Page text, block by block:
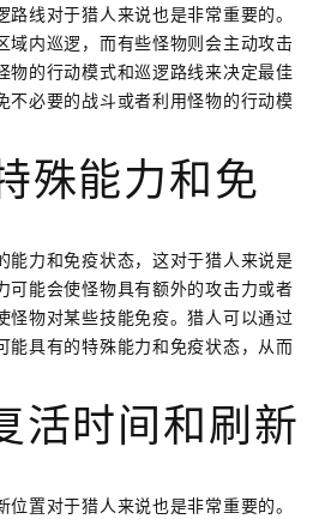
线对于猎人来说也是非常重要的。
域内巡逻，而有些怪物则会主动攻击
物的行动模式和巡逻路线来决定最佳
不必要的战斗或者利用怪物的行动模
殊能力和免
能力和免疫状态，这对于猎人来说是
可能会使怪物具有额外的攻击力或者
怪物对某些技能免疫。猎人可以通过
能具有的特殊能力和免疫状态，从而
活时间和刷新
置对于猎人来说也是非常重要的。